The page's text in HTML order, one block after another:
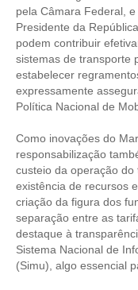
NOTÍCIAS
CONTEÚDO ESPECIAL
JORNAL DO
AGENDA
SEESP NOTÍCIAS
NOTÍCIAS NO
FOTOS
PUBLICAÇÕES
PUBLICIDADE
pela Câmara Federal,
Presidente da
podem contribuir
sistemas de transporte
estabelecer
expressamente
Política Nacional de
Como inovações do
responsabilização
custeio da operação
existência de recursos
criação da figura dos
separação entre as
destaque à
Sistema Nacional de
(Simu), algo essencial